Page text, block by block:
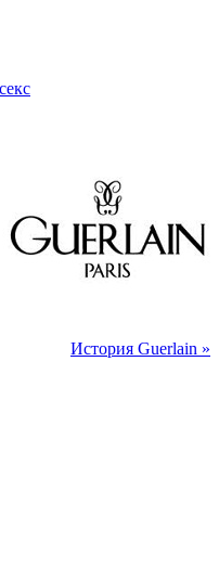
История Guerlain »